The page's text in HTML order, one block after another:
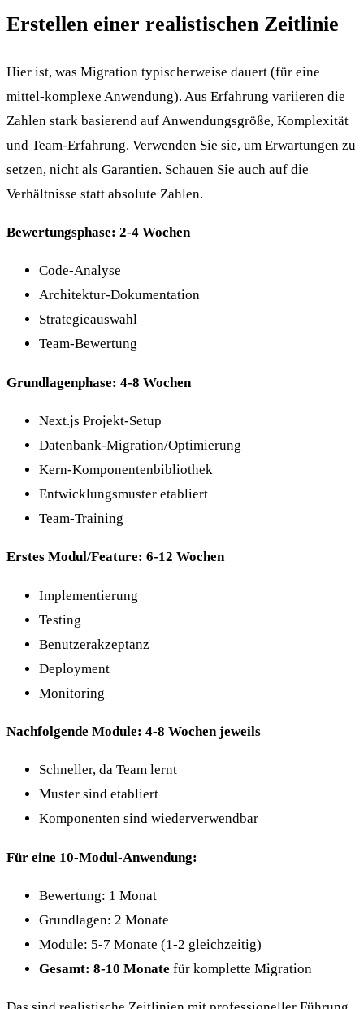
Erstellen einer realistischen Zeitlinie
Hier ist, was Migration typischerweise dauert (für eine
mittel-komplexe Anwendung). Aus Erfahrung variieren die
Zahlen stark basierend auf Anwendungsgröße, Komplexität
und Team-Erfahrung. Verwenden Sie sie, um Erwartungen zu
setzen, nicht als Garantien. Schauen Sie auch auf die
Verhältnisse statt absolute Zahlen.
Bewertungsphase: 2-4 Wochen
Code-Analyse
Architektur-Dokumentation
Strategieauswahl
Team-Bewertung
Grundlagenphase: 4-8 Wochen
Next.js Projekt-Setup
Datenbank-Migration/Optimierung
Kern-Komponentenbibliothek
Entwicklungsmuster etabliert
Team-Training
Erstes Modul/Feature: 6-12 Wochen
Implementierung
Testing
Benutzerakzeptanz
Deployment
Monitoring
Nachfolgende Module: 4-8 Wochen jeweils
Schneller, da Team lernt
Muster sind etabliert
Komponenten sind wiederverwendbar
Für eine 10-Modul-Anwendung:
Bewertung: 1 Monat
Grundlagen: 2 Monate
Module: 5-7 Monate (1-2 gleichzeitig)
Gesamt: 8-10 Monate für komplette Migration